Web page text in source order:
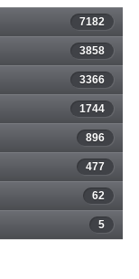
7182
3858
3366
1744
896
477
62
5